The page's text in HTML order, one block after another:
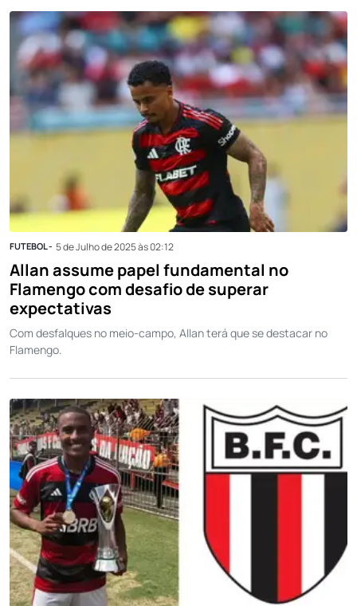
FUTEBOL - 5 de Julho de 2025 às 02:12
Allan assume papel fundamental no
Flamengo com desafio de superar
expectativas
Com desfalques no meio-campo, Allan terá que se destacar no
Flamengo.